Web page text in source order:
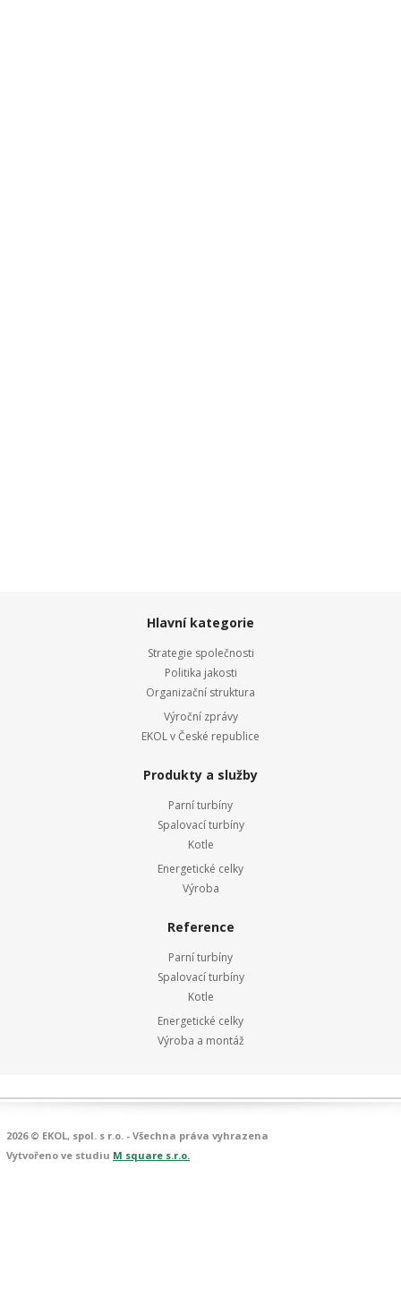
Hlavní kategorie
Strategie společnosti
Politika jakosti
Organizační struktura
Výroční zprávy
EKOL v České republice
Produkty a služby
Parní turbíny
Spalovací turbíny
Kotle
Energetické celky
Výroba
Reference
Parní turbíny
Spalovací turbíny
Kotle
Energetické celky
Výroba a montáž
2026 © EKOL, spol. s r.o. - Všechna práva vyhrazena
Vytvořeno ve studiu M square s.r.o.